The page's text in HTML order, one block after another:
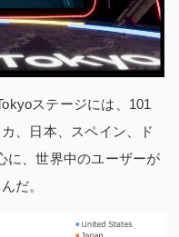
ステージには、101
、日本、スペイン、ド
に、世界中のユーザーが
だ。